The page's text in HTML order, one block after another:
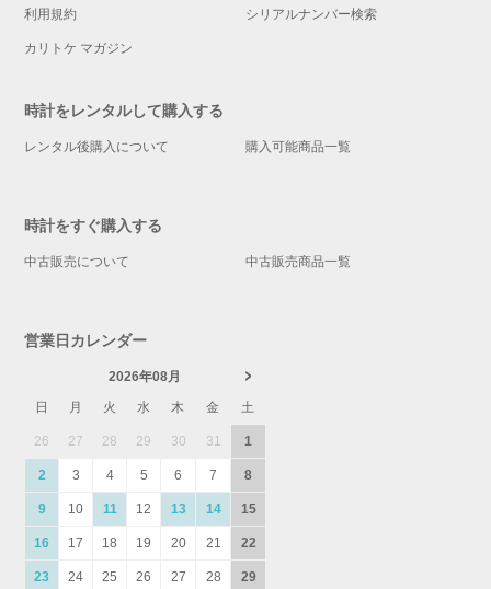
利用規約 シリアルナンバー検索
カリトケ マガジン
時計をレンタルして購入する
レンタル後購入について 購入可能商品一覧
時計をすぐ購入する
中古販売について 中古販売商品一覧
営業日カレンダー
2026年08月
日
月 火 水 木 金 土
26 27 28 29 30 31 1
2 3 4 5 6 7 8
9 10 11 12 13 14 15
16 17 18 19 20 21 22
23 24 25 26 27 28 29